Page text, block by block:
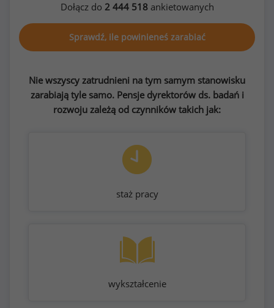
Dołącz do 2 444 518ankietowanych
Sprawdź, ile powinieneś zarabiać
Nie wszyscy zatrudnieni na tym samym stanowisku
zarabiają tyle samo. Pensje dyrektorów ds. badań i
rozwoju zależą od czynników takich jak:
staż pracy
wykształcenie